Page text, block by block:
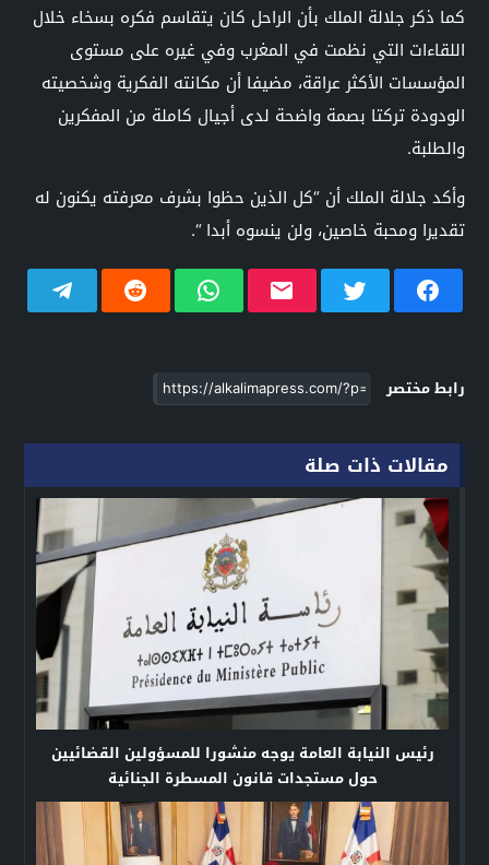
كما ذكر جلالة الملك بأن الراحل كان يتقاسم فكره بسخاء خلال
اللقاءات التي نظمت في المغرب وفي غيره على مستوى
المؤسسات الأكثر عراقة، مضيفا أن مكانته الفكرية وشخصيته
الودودة تركتا بصمة واضحة لدى أجيال كاملة من المفكرين
والطلبة.
وأكد جلالة الملك أن “كل الذين حظوا بشرف معرفته يكنون له
تقديرا ومحبة خاصين، ولن ينسوه أبدا “.
رابط مختصر
مقالات ذات صلة
رئيس النيابة العامة يوجه منشورا للمسؤولين القضائيين
حول مستجدات قانون المسطرة الجنائية